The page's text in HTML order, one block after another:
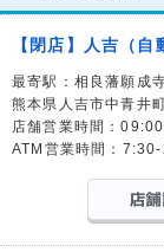
【閉店】人吉（自
最寄駅：相良藩願成
熊本県人吉市中青井
店舗営業時間：
ATM営業時間：